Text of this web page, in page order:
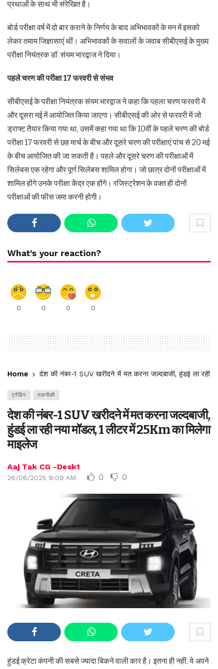
प्रथाओं के साथ भी संरेखित है।
बोर्ड परीक्षा वर्ष में दो बार कराने के निर्णय के बाद अभिभावकों के मन में इसको
लेकर तमाम जिज्ञासाएं थीं। अभिभावकों के सवालों के जवाब सीबीएसई के मुख्य
परीक्षा नियंत्रक डॉ. संयम भारद्वाज ने दिया।
पहले चरण की परीक्षा 17 फरवरी से संभव
सीबीएसई के परीक्षा नियंत्रक संयम भारद्वाज ने कहा कि पहला चरण फरवरी में
और दूसरा मई में आयोजित किया जाएगा। सीबीएसई की ओर से फरवरी में जो
ड्राफ्ट तैयार किया गया था, उसमें कहा गया था कि 10वीं के पहले चरण की बोर्ड
परीक्षा 17 फरवरी से छह मार्च के बीच और दूसरे चरण की परीक्षाएं पांच से 20 मई
के बीच आयोजित की जा सकती है। पहले और दूसरे चरण की परीक्षाओं में
सिलेबस एक रहेगा और पूर्ण सिलेबस शामिल होगा। जो छात्र दोनों परीक्षाओं में
शामिल होंगे उनके परीक्षा केंद्र एक होंगे। रजिस्ट्रेशन के वक्त ही दोनों
परीक्षाओं की फीस जमा करनी होगी।
What's your reaction?
0 0 0 0
Home देश की नंबर-1 SUV खरीदने में मत करना जल्दबाजी, हुंडई ला रही
ट्रेंडिंग तकनीकी
देश की नंबर-1 SUV खरीदने में मत करना जल्दबाजी,
हुंडई ला रही नया मॉडल, 1 लीटर में 25Km का मिलेगा
माइलेज
Aaj Tak CG -Desk1
26/06/2025 9:09 AM 0 0
हुंडई क्रेटा कंपनी की सबसे ज्यादा बिकने वाली कार है। इतना ही नहीं, ये अपने